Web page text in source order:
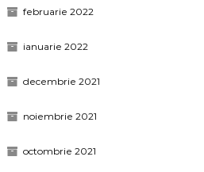
februarie 2022
ianuarie 2022
decembrie 2021
noiembrie 2021
octombrie 2021